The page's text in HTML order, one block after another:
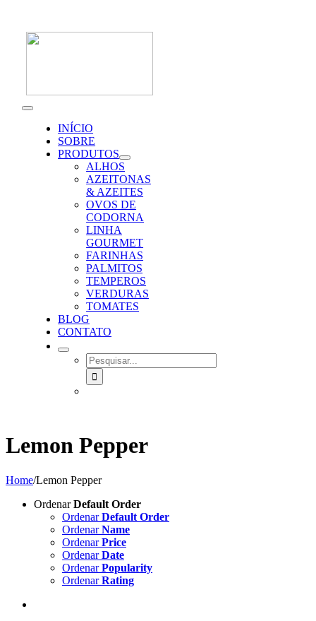
content
Toggle
NavigationINÍCIO
SOBRE
PRODUTOS
ALHOS
AZEITONAS
& AZEITES
OVOS DE
CODORNA
LINHA
GOURMET
FARINHAS
PALMITOS
TEMPEROS
VERDURAS
TOMATES
BLOG
CONTATO
SEARCH
FOR:
Lemon Pepper
Home/Lemon Pepper
OrdenarDefault Order
OrdenarDefault Order
OrdenarName
OrdenarPrice
OrdenarDate
OrdenarPopularity
OrdenarRating